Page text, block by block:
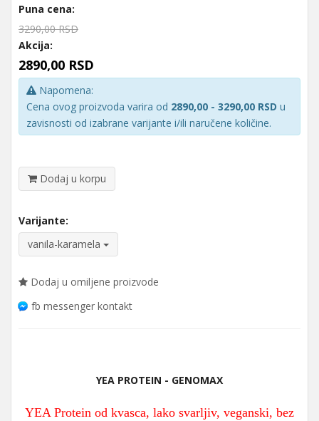
Puna cena:
3290,00 RSD
Akcija:
2890,00 RSD
Napomena:
Cena ovog proizvoda varira od 2890,00 - 3290,00 RSD u
zavisnosti od izabrane varijante i/ili naručene količine.
Dodaj u korpu
Varijante:
vanila-karamela
Dodaj u omiljene proizvode
fb messenger kontakt
YEA PROTEIN - GENOMAX
YEA Protein od kvasca, lako svarljiv, veganski, bez